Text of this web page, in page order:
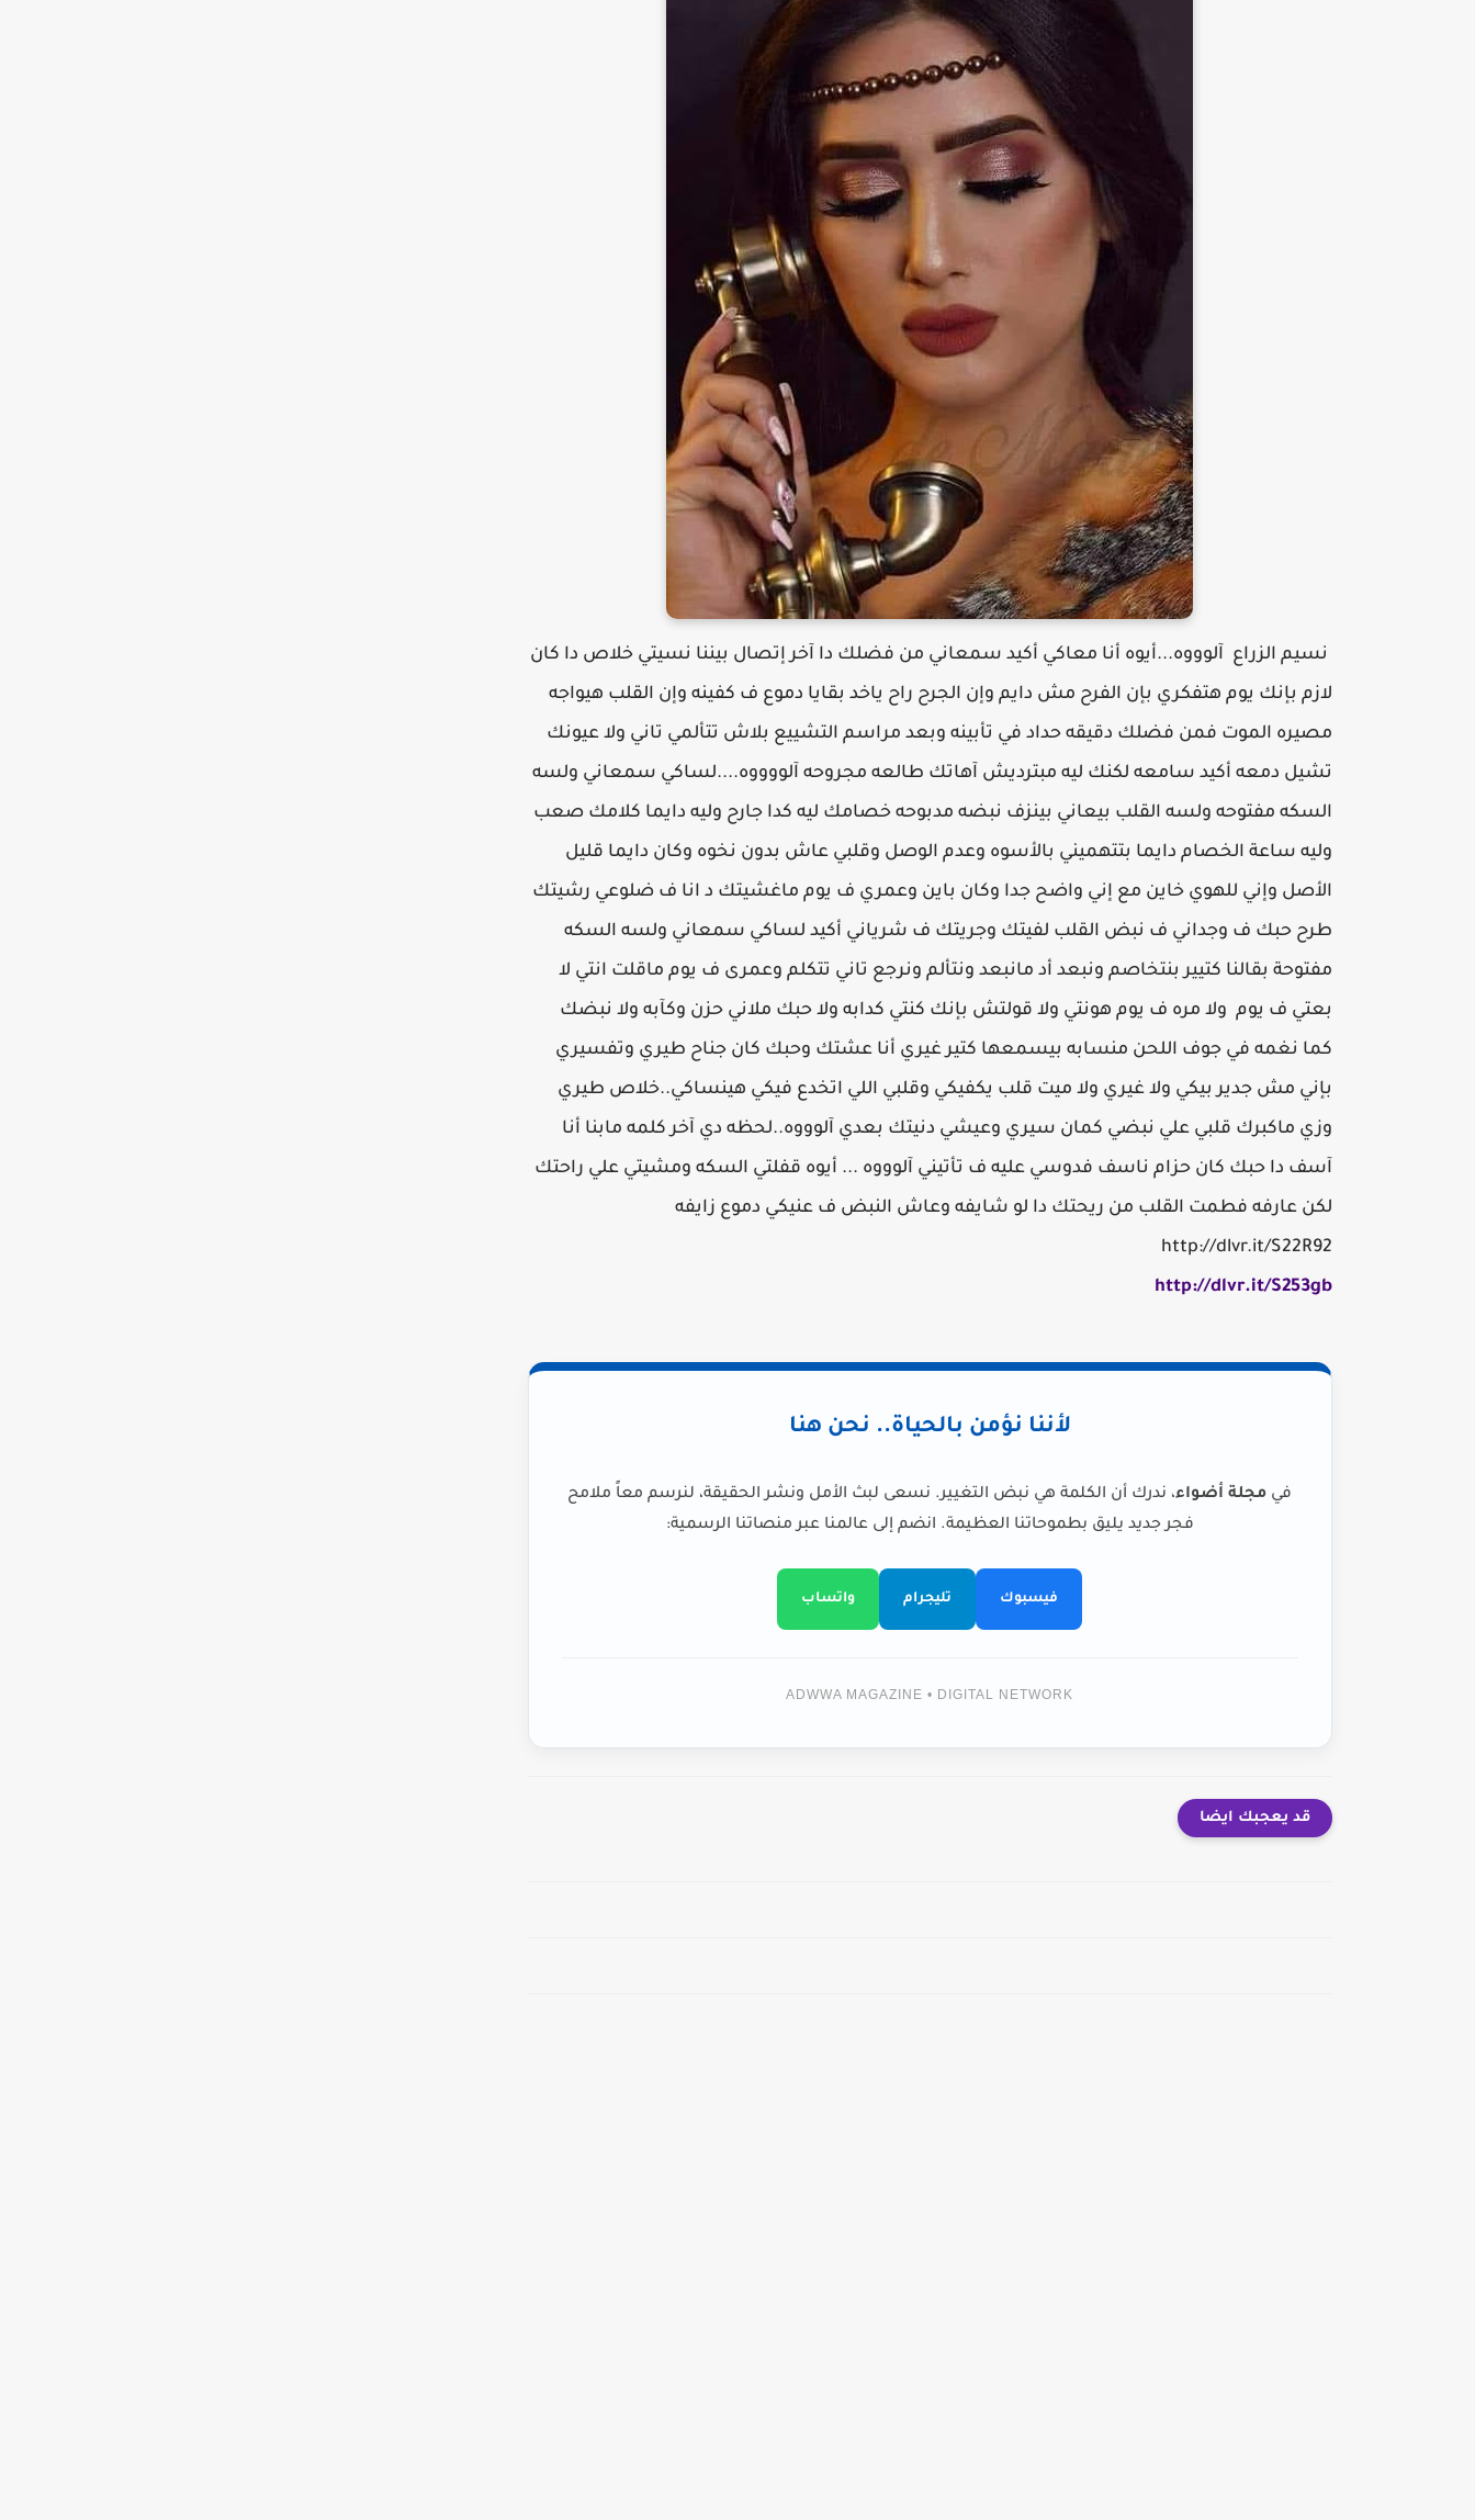
نسيم الزراع ‏ آلوووه...أيوه أنا معاكي أكيد سمعاني من فضلك دا آخر إتصال بيننا نسيتي خلاص دا كان
لازم بإنك يوم هتفكري بإن الفرح مش دايم وإن الجرح راح ياخد بقايا دموع ف كفينه وإن القلب هيواجه
مصيره الموت فمن فضلك دقيقه حداد في تأبينه وبعد مراسم التشييع بلاش تتألمي تاني ولا عيونك
تشيل دمعه أكيد سامعه لكنك ليه مبترديش آهاتك طالعه مجروحه آلووووه....لساكي سمعاني ولسه
السكه مفتوحه ولسه القلب بيعاني بينزف نبضه مدبوحه خصامك ليه كدا جارح وليه دايما كلامك صعب
وليه ساعة الخصام دايما بتتهميني بالأسوه وعدم الوصل وقلبي عاش بدون نخوه وكان دايما قليل
الأصل وإني للهوي خاين مع إني واضح جدا وكان باين وعمري ف يوم ماغشيتك د انا ف ضلوعي رشيتك
طرح حبك ف وجداني ف نبض القلب لفيتك وجريتك ف شرياني أكيد لساكي سمعاني ولسه السكه
مفتوحة بقالنا كتيير بنتخاصم ونبعد أد مانبعد ونتألم ونرجع تاني تتكلم وعمرى ف يوم ماقلت انتي لا
بعتي ف يوم ولا مره ف يوم هونتي ولا قولتش بإنك كنتي كدابه ولا حبك ملاني حزن وكآبه ولا نبضك
كما نغمه في جوف اللحن منسابه بيسمعها كتير غيري أنا عشتك وحبك كان جناح طيري وتفسيري
بإني مش جدير بيكي ولا غيري ولا ميت قلب يكفيكي وقلبي اللي اتخدع فيكي هينساكي..خلاص طيري
وزي ماكبرك قلبي علي نبضي كمان سيري وعيشي دنيتك بعدي آلوووه..لحظه دي آخر كلمه مابنا أنا
آسف دا حبك كان حزام ناسف فدوسي عليه ف تأتيني آلوووه ... أيوه قفلتي السكه ومشيتي علي راحتك
لكن عارفه فطمت القلب من ريحتك دا لو شايفه وعاش النبض ف عنيكي دموع زايفه
http://dlvr.it/S22R92
http://dlvr.it/S253gb
لأننا نؤمن بالحياة.. نحن هنا
في مجلة أضواء، ندرك أن الكلمة هي نبض التغيير. نسعى لبث الأمل ونشر الحقيقة، لنرسم معاً ملامح
فجر جديد يليق بطموحاتنا العظيمة. انضم إلى عالمنا عبر منصاتنا الرسمية:
فيسبوك تليجرام واتساب
ADWWA MAGAZINE • DIGITAL NETWORK
قد يعجبك ايضا